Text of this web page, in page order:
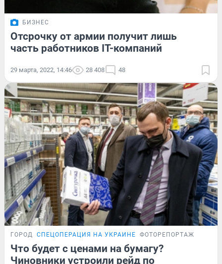
БИЗНЕС
Отсрочку от армии получит лишь
часть работников IT-компаний
29 марта, 2022, 14:46 28 408 48
ГОРОД СПЕЦОПЕРАЦИЯ НА УКРАИНЕ ФОТОРЕПОРТАЖ
Что будет с ценами на бумагу?
Чиновники устроили рейд по